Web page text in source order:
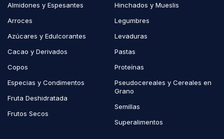
Almidones y Espesantes
Arroces
Azúcares y Edulcorantes
Cacao y Derivados
Copos
Especias y Condimentos
Fruta Deshidratada
Frutos Secos
Hinchados y Mueslis
Legumbres
Levaduras
Pastas
Proteínas
Pseudocereales y Cereales en
Grano
Semillas
Superalimentos